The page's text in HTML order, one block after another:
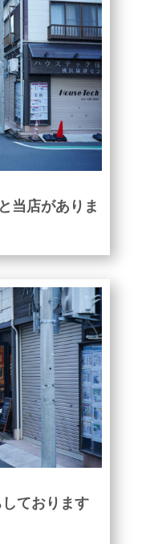
当店がありま
ております